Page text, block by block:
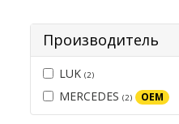
Производитель
LUK (2)
MERCEDES (2) OEM